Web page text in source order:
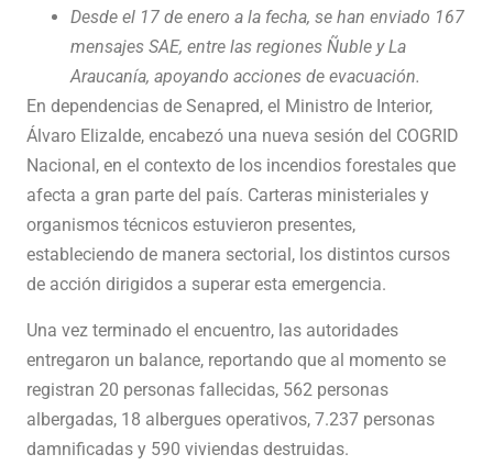
Desde el 17 de enero a la fecha, se han enviado 167
mensajes SAE, entre las regiones Ñuble y La
Araucanía, apoyando acciones de evacuación.
En dependencias de Senapred, el Ministro de Interior,
Álvaro Elizalde, encabezó una nueva sesión del COGRID
Nacional, en el contexto de los incendios forestales que
afecta a gran parte del país. Carteras ministeriales y
organismos técnicos estuvieron presentes,
estableciendo de manera sectorial, los distintos cursos
de acción dirigidos a superar esta emergencia.
Una vez terminado el encuentro, las autoridades
entregaron un balance, reportando que al momento se
registran 20 personas fallecidas, 562 personas
albergadas, 18 albergues operativos, 7.237 personas
damnificadas y 590 viviendas destruidas.